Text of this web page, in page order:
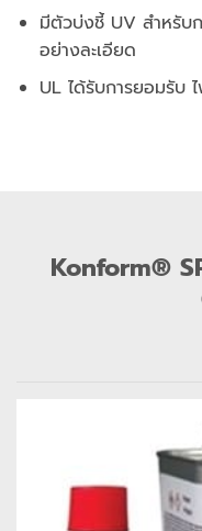
มีตัวบ่งชี้ UV สำหรับ
อย่างละเอียด
UL ได้รับการยอมรับ
Konform®